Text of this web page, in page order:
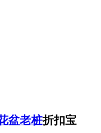
盆老桩折扣宝